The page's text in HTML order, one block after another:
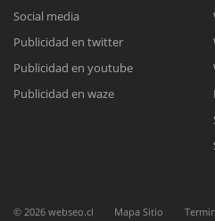
Nuestros ejecutivos le enviarán un
Complete el formulario y nos
Chat
Todos nuestros ejecutivos están
para enviarnos un correo
Social media
Publicidad en twitter
Publicidad en youtube
Publicidad en waze
© 2026 webseo.cl Mapa Sitio